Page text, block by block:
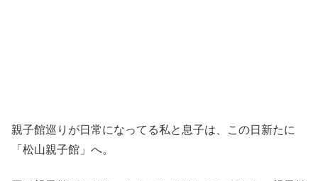
親子館巡りが日常になってる私と息子は、この日新たに
「松山親子館」へ。